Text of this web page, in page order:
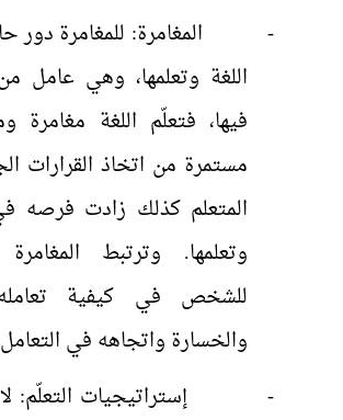
-
المغامرة: للمغامرة
اللغة وتعلمها، وهي عامل
فيها، فتعلّم اللغة مغامرة
مستمرة من اتخاذ القرارات
المتعلم كذلك زادت فرصه
وتعلمها. وترتبط
للشخص في كيفية
والخسارة واتجاهه في
-
إستراتيجيات التعلّم: